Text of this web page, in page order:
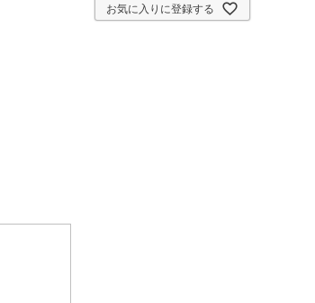
お気に入りに登録する